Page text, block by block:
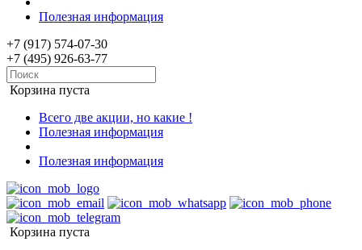
Полезная информация
+7 (917) 574-07-30
+7 (495) 926-63-77
Корзина пуста
Всего две акции, но какие !
Полезная информация
Полезная информация
Корзина пуста